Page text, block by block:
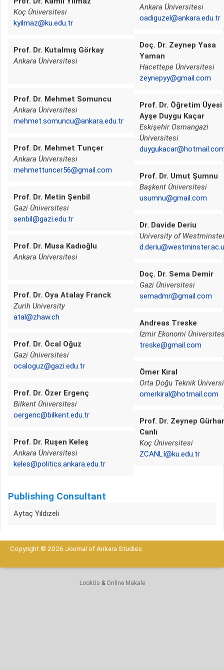
Koç Üniversitesi
kyilmaz@ku.edu.tr
Prof. Dr. Kutalmış Görkay
Ankara Üniversitesi
Prof. Dr. Mehmet Somuncu
Ankara Üniversitesi
mehmet.somuncu@ankara.edu.tr
Prof. Dr. Mehmet Tunçer
Ankara Üniversitesi
mehmettuncer56@gmail.com
Prof. Dr. Metin Şenbil
Gazi Üniversitesi
senbil@gazi.edu.tr
Prof. Dr. Musa Kadıoğlu
Ankara Üniversitesi
Prof. Dr. Oya Atalay Franck
Zurih University
atal@zhaw.ch
Prof. Dr. Öcal Oğuz
Gazi Üniversitesi
ocaloguz@gazi.edu.tr
Prof. Dr. Özer Ergenç
Bilkent Üniversitesi
oergenc@bilkent.edu.tr
Prof. Dr. Ruşen Keleş
Ankara Üniversitesi
keles@politics.ankara.edu.tr
Ankara Üniversitesi
oadiguzel@ankara.edu.tr
Doç. Dr. Zeynep Yasa
Yaman
Hacettepe Üniversitesi
zeynepyy@gmail.com
Prof. Dr. Öğretim Üyesi
Ayşe Duygu Kaçar
Eskişehir Osmangazi
Üniversitesi
Prof. Dr. Umut Şumnu
Başkent Üniversitesi
usumnu@gmail.com
Dr. Davide Deriu
University of
Doç. Dr. Sema Demir
Gazi Üniversitesi
semadmr@gmail.com
Andreas Treske
İzmir Ekonomi
treske@gmail.com
Ömer Kıral
Orta Doğu Teknik
omerkiral@hotmail.com
Prof. Dr. Zeynep
Canlı
Koç Üniversitesi
ZCANLI@ku.edu.tr
Publishing Consultant
Aytaç Yıldızeli
Copyright © 2026 Journal of Ankara Studies
LookUs & Online Makale